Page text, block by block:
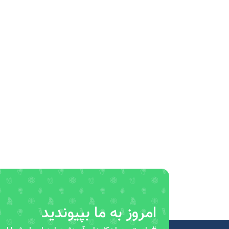
امروز به ما بپیوندید